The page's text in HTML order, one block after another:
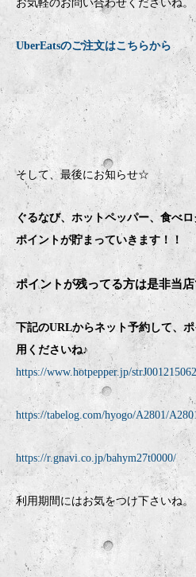
お気軽のお問い合わせくださいね。
UberEatsのご注文はこちらから
そして、最後にお知らせ☆
ぐるなび、ホットペッパー、食べ
ポイントが貯まっていきます！！
ポイントが残ってる方は是非当
下記のURLからネット予約して、
用くださいね♪
https://www.hotpepper.jp/
https://tabelog.com/hyogo/A2801/
https://r.gnavi.co.jp/bahym27t0000/
利用期間にはお気をつけ下さいね。